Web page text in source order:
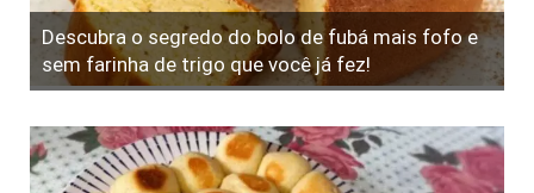
Descubra o segredo do bolo de fubá mais fofo e
sem farinha de trigo que você já fez!